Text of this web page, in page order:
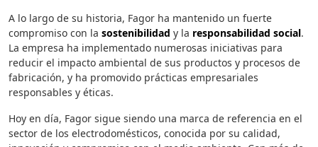
A lo largo de su historia, Fagor ha mantenido un fuerte
compromiso con la sostenibilidad y la responsabilidad social.
La empresa ha implementado numerosas iniciativas para
reducir el impacto ambiental de sus productos y procesos de
fabricación, y ha promovido prácticas empresariales
responsables y éticas.
Hoy en día, Fagor sigue siendo una marca de referencia en el
sector de los electrodomésticos, conocida por su calidad,